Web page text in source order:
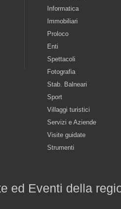
Informatica
Immobiliari
Proloco
Enti
Spettacoli
Fotografia
Stab. Balneari
Sport
Villaggi turistici
Servizi e Aziende
Visite guidate
Strumenti
ed Eventi della